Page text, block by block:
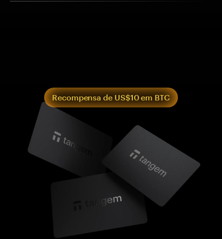
Recompensa de US$10 em BTC